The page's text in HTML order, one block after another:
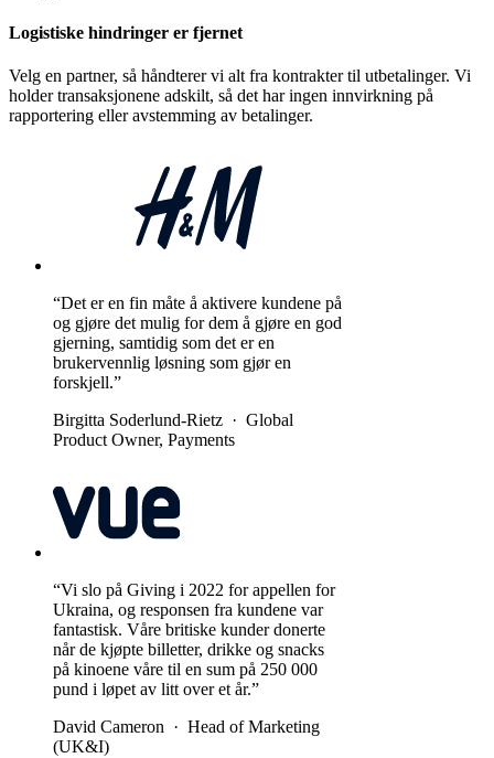
Logistiske hindringer er fjernet
Velg en partner, så håndterer vi alt fra kontrakter til utbetalinger. Vi
holder transaksjonene adskilt, så det har ingen innvirkning på
rapportering eller avstemming av betalinger.
“Det er en fin måte å aktivere kundene på
og gjøre det mulig for dem å gjøre en god
gjerning, samtidig som det er en
brukervennlig løsning som gjør en
forskjell.”
Birgitta Soderlund-Rietz · Global
Product Owner, Payments
“Vi slo på Giving i 2022 for appellen for
Ukraina, og responsen fra kundene var
fantastisk. Våre britiske kunder donerte
når de kjøpte billetter, drikke og snacks
på kinoene våre til en sum på 250 000
pund i løpet av litt over et år.”
David Cameron · Head of Marketing
(UK&I)